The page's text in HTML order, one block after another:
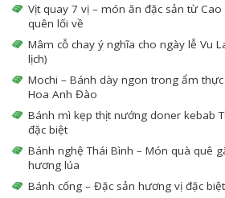
Vịt quay 7 vị – món ăn đặc sản từ
quên lối về
Mâm cỗ chay ý nghĩa cho ngày lễ Vu
lịch)
Mochi – Bánh dày ngon trong ẩm
Hoa Anh Đào
Bánh mì kẹp thịt nướng doner kebab
đặc biệt
Bánh nghệ Thái Bình – Món quà quê
hương lúa
Bánh cống – Đặc sản hương vị đặc